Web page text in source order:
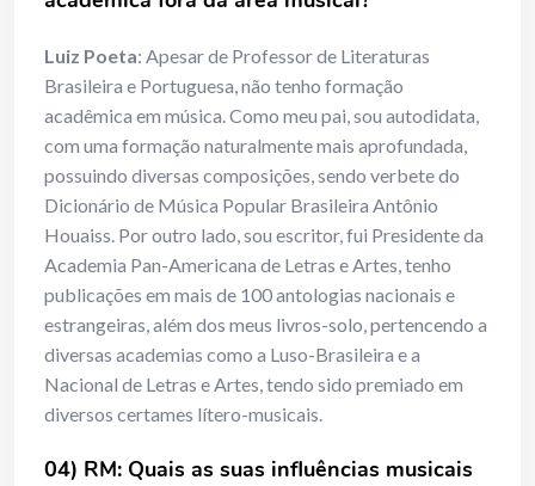
Luiz Poeta: Apesar de Professor de Literaturas
Brasileira e Portuguesa, não tenho formação
acadêmica em música. Como meu pai, sou autodidata,
com uma formação naturalmente mais aprofundada,
possuindo diversas composições, sendo verbete do
Dicionário de Música Popular Brasileira Antônio
Houaiss. Por outro lado, sou escritor, fui Presidente da
Academia Pan-Americana de Letras e Artes, tenho
publicações em mais de 100 antologias nacionais e
estrangeiras, além dos meus livros-solo, pertencendo a
diversas academias como a Luso-Brasileira e a
Nacional de Letras e Artes, tendo sido premiado em
diversos certames lítero-musicais.
04) RM: Quais as suas influências musicais